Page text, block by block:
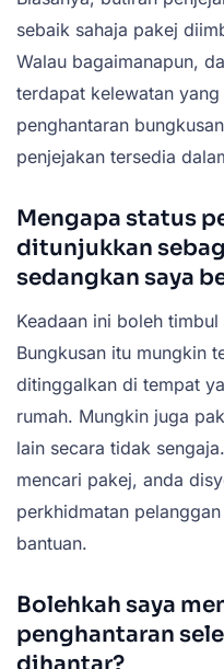
sebaik sahaja pakej
Walau bagaimanapun,
terdapat kelewatan
penghantaran
penjejakan tersedia
Mengapa status
ditunjukkan
sedangkan saya
Keadaan ini boleh
Bungkusan itu mungkin
ditinggalkan di tempat
rumah. Mungkin juga
lain secara tidak
mencari pakej, anda
perkhidmatan
bantuan.
Bolehkah saya
penghantaran